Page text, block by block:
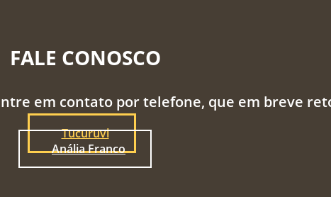
FALE CONOSCO
em contato por telefone, que em breve
Tucuruvi
Anália Franco